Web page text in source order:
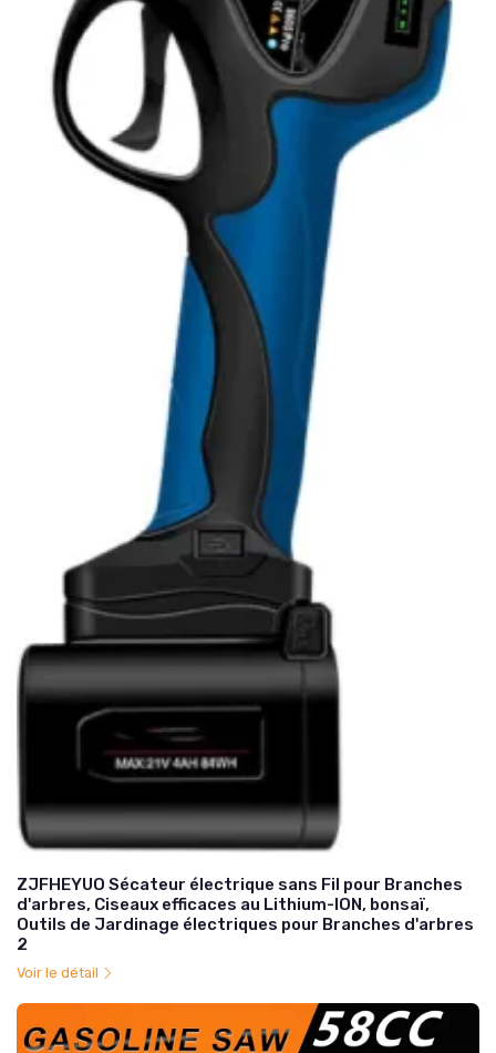
ZJFHEYUO Sécateur électrique sans Fil pour Branches
d'arbres, Ciseaux efficaces au Lithium-ION, bonsaï,
Outils de Jardinage électriques pour Branches d'arbres
2
Voir le détail